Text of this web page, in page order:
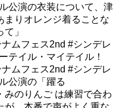
公演の衣装について、津
まりオレンジ着ることな
」
ムフェス2nd #シンデレ
テイル・マイテイル！
ムフェス2nd #シンデレ
公演の「躍る
みのりんご は練習で合わ